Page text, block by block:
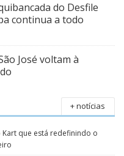
do Desfile
continua a todo
José voltam à
+ notícias
Kart que está redefinindo o